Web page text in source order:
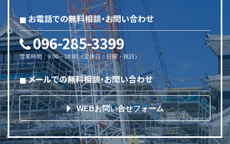
お電話での無料相談・お問い合わせ
096-285-3399
営業時間 ：9:00～18:00（定休日：日曜・祝日）
メールでの無料相談・お問い合わせ
WEBお問い合せフォーム